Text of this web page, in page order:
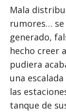
Mala
rumores… se
generado,
hecho creer
pudiera
una
las
tanque de